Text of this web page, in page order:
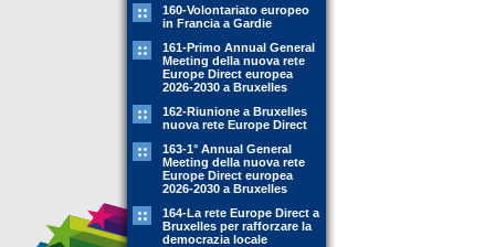
160-Volontariato europeo
in Francia a Gardie
161-Primo Annual General
Meeting della nuova rete
Europe Direct europea
2026-2030 a Bruxelles
162-Riunione a Bruxelles
nuova rete Europe Direct
163-1° Annual General
Meeting della nuova rete
Europe Direct europea
2026-2030 a Bruxelles
164-La rete Europe Direct a
Bruxelles per rafforzare la
democrazia locale